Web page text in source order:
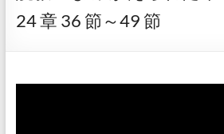
24 章 36 節～49 節